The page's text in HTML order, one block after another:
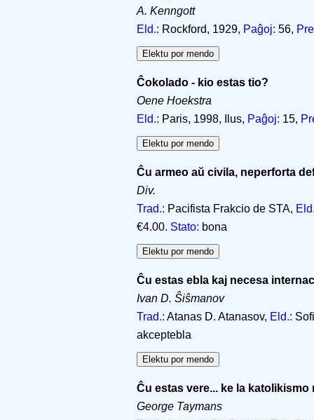
A. Kenngott
Eld.: Rockford, 1929, Paĝoj: 56,
Ĉokolado - kio estas tio?
Oene Hoekstra
Eld.: Paris, 1998, Ilus, Paĝoj: 15,
Ĉu armeo aŭ civila, neperforta
Div.
Trad.: Pacifista Frakcio de STA,
€4.00. Stato: bona
Ĉu estas ebla kaj necesa
Ivan D. Ŝiŝmanov
Trad.: Atanas D. Atanasov, Eld.:
akceptebla
Ĉu estas vere... ke la
George Taymans